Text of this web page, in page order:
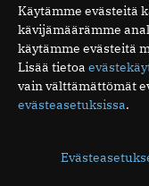
Ota yhteyttä
Tilaa uutiskirje
Mäkelänkatu 2, PL 49
Käytämme evästeitä
kävijämäärämme
käytämme evästeitä
Lisää tietoa
vain välttämättömät
evästeasetuksissa.